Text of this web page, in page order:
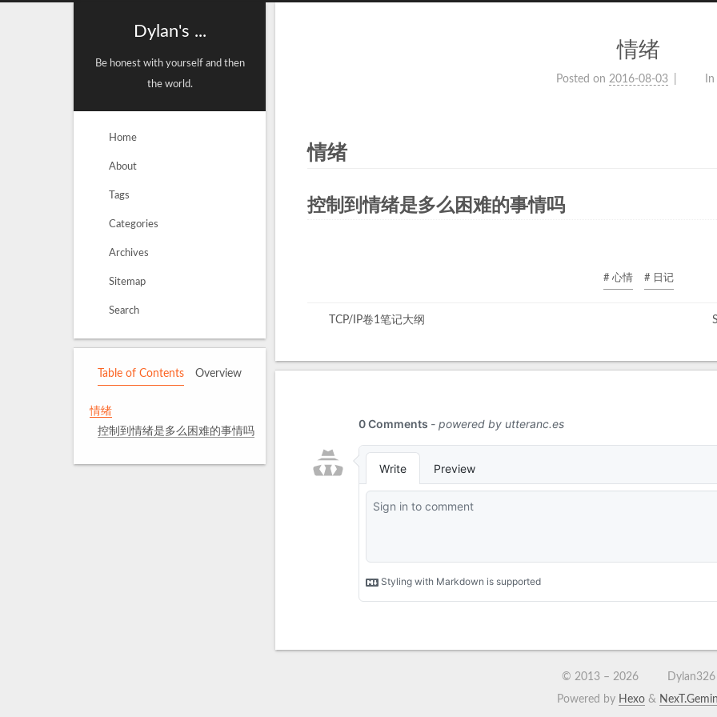
Dylan's ...
Be honest with yourself and then
the world.
Home
About
Tags
Categories
Archives
Sitemap
Search
Table of Contents Overview
情绪
控制到情绪是多么困难的事情吗
情绪
Posted on 2016-08-03 In
情绪
控制到情绪是多么困难的事情吗
# 心情 # 日记
TCP/IP卷1笔记大纲
© 2013 –2026
Dylan326
Powered by Hexo&